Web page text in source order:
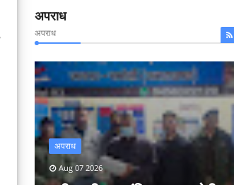
अपराध
अपराध
अपराध
Aug 07 2026